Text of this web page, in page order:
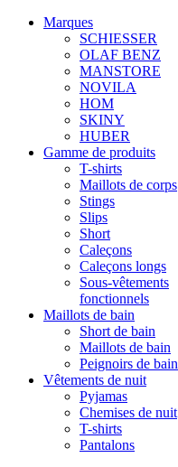
Marques
SCHIESSER
OLAF BENZ
MANSTORE
NOVILA
HOM
SKINY
HUBER
Gamme de produits
T-shirts
Maillots de corps
Stings
Slips
Short
Caleçons
Caleçons longs
Sous-vêtements
fonctionnels
Maillots de bain
Short de bain
Maillots de bain
Peignoirs de bain
Vêtements de nuit
Pyjamas
Chemises de nuit
T-shirts
Pantalons